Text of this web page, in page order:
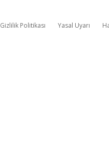
Gizlilik Politikası Yasal Uyarı